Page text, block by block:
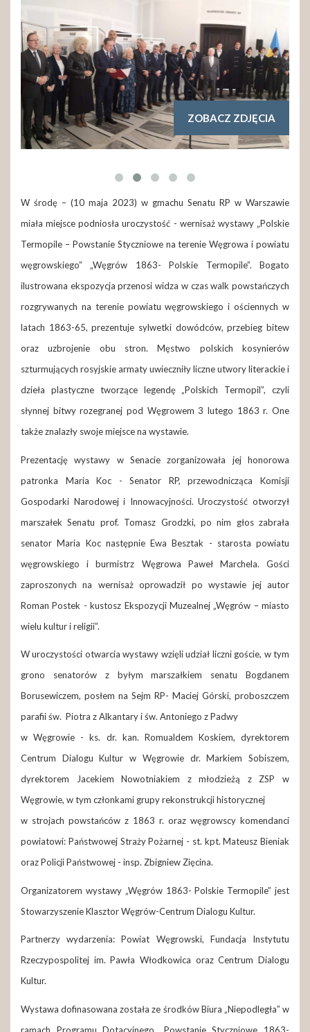
ZOBACZ ZDJĘCIA
W środę – (10 maja 2023) w gmachu Senatu RP w Warszawie
miała miejsce podniosła uroczystość - wernisaż wystawy „Polskie
Termopile – Powstanie Styczniowe na terenie Węgrowa i powiatu
węgrowskiego” „Węgrów 1863- Polskie Termopile”. Bogato
ilustrowana ekspozycja przenosi widza w czas walk powstańczych
rozgrywanych na terenie powiatu węgrowskiego i ościennych w
latach 1863-65, prezentuje sylwetki dowódców, przebieg bitew
oraz uzbrojenie obu stron. Męstwo polskich kosynierów
szturmujących rosyjskie armaty uwieczniły liczne utwory literackie i
dzieła plastyczne tworzące legendę „Polskich Termopil”, czyli
słynnej bitwy rozegranej pod Węgrowem 3 lutego 1863 r. One
także znalazły swoje miejsce na wystawie.
Prezentację wystawy w Senacie zorganizowała jej honorowa
patronka Maria Koc - Senator RP, przewodnicząca Komisji
Gospodarki Narodowej i Innowacyjności. Uroczystość otworzył
marszałek Senatu prof. Tomasz Grodzki, po nim głos zabrała
senator Maria Koc następnie Ewa Besztak - starosta powiatu
węgrowskiego i burmistrz Węgrowa Paweł Marchela. Gości
zaproszonych na wernisaż oprowadził po wystawie jej autor
Roman Postek - kustosz Ekspozycji Muzealnej „Węgrów – miasto
wielu kultur i religii”.
W uroczystości otwarcia wystawy wzięli udział liczni goście, w tym
grono senatorów z byłym marszałkiem senatu Bogdanem
Borusewiczem, posłem na Sejm RP- Maciej Górski, proboszczem
parafii św. Piotra z Alkantary i św. Antoniego z Padwy
w Węgrowie - ks. dr. kan. Romualdem Koskiem, dyrektorem
Centrum Dialogu Kultur w Węgrowie dr. Markiem Sobiszem,
dyrektorem Jacekiem Nowotniakiem z młodzieżą z ZSP w
Węgrowie, w tym członkami grupy rekonstrukcji historycznej
w strojach powstańców z 1863 r. oraz węgrowscy komendanci
powiatowi: Państwowej Straży Pożarnej - st. kpt. Mateusz Bieniak
oraz Policji Państwowej - insp. Zbigniew Zięcina.
Organizatorem wystawy „Węgrów 1863- Polskie Termopile” jest
Stowarzyszenie Klasztor Węgrów-Centrum Dialogu Kultur.
Partnerzy wydarzenia: Powiat Węgrowski, Fundacja Instytutu
Rzeczypospolitej im. Pawła Włodkowica oraz Centrum Dialogu
Kultur.
Wystawa dofinasowana została ze środków Biura „Niepodległa” w
ramach Programu Dotacyjnego „Powstanie Styczniowe 1863-